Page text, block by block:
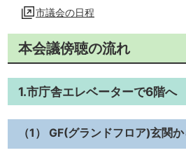
市議会の日程
本会議傍聴の流れ
1.市庁舎エレベーターで6階へ
（1） GF(グランドフロア)玄関